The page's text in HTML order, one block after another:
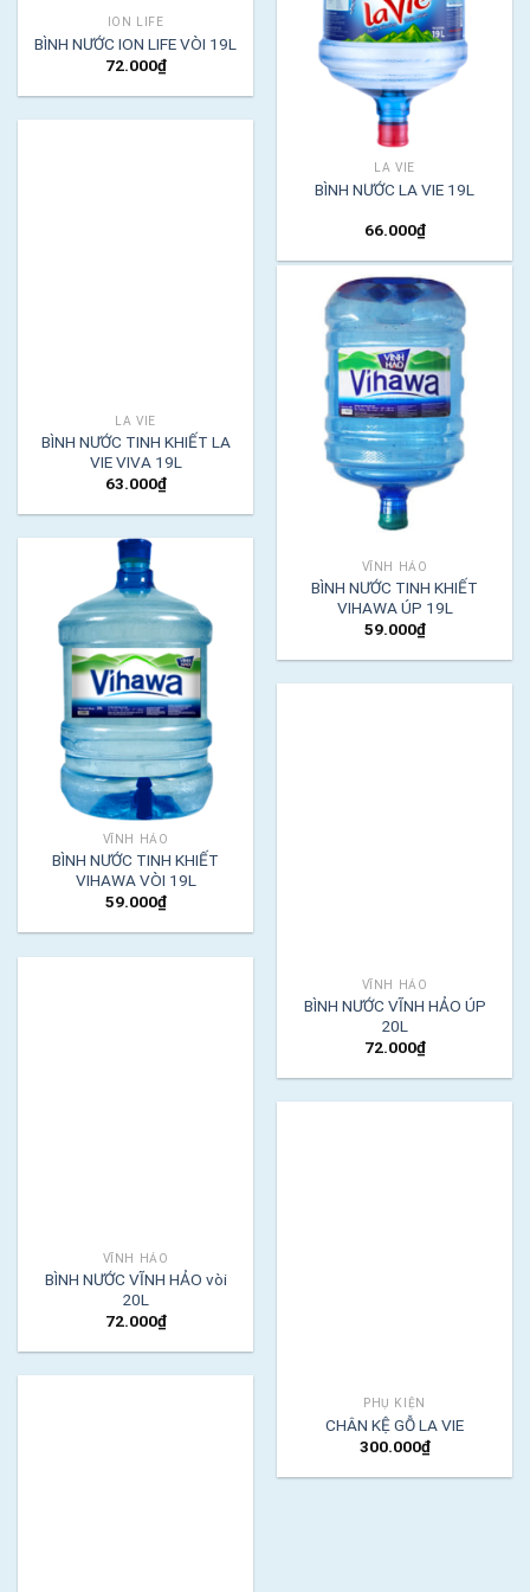
ION LIFE
BÌNH NƯỚC ION LIFE VÒI 19L
72.000₫
LA VIE
BÌNH NƯỚC LA VIE 19L
66.000₫
LA VIE
BÌNH NƯỚC TINH KHIẾT LA
VIE VIVA 19L
63.000₫
VĨNH HẢO
BÌNH NƯỚC TINH KHIẾT
VIHAWA ÚP 19L
59.000₫
VĨNH HẢO
BÌNH NƯỚC TINH KHIẾT
VIHAWA VÒI 19L
59.000₫
VĨNH HẢO
BÌNH NƯỚC VĨNH HẢO ÚP
20L
72.000₫
VĨNH HẢO
BÌNH NƯỚC VĨNH HẢO vòi
20L
72.000₫
PHỤ KIỆN
CHÂN KỆ GỖ LA VIE
300.000₫